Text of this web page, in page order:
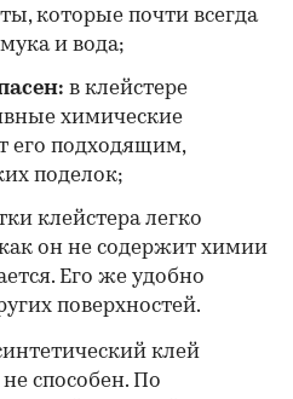
которые почти всегда
и вода;
в клейстере
химические
его подходящим,
поделок;
клейстера легко
он не содержит химии
Его же удобно
поверхностей.
клей
способен. По